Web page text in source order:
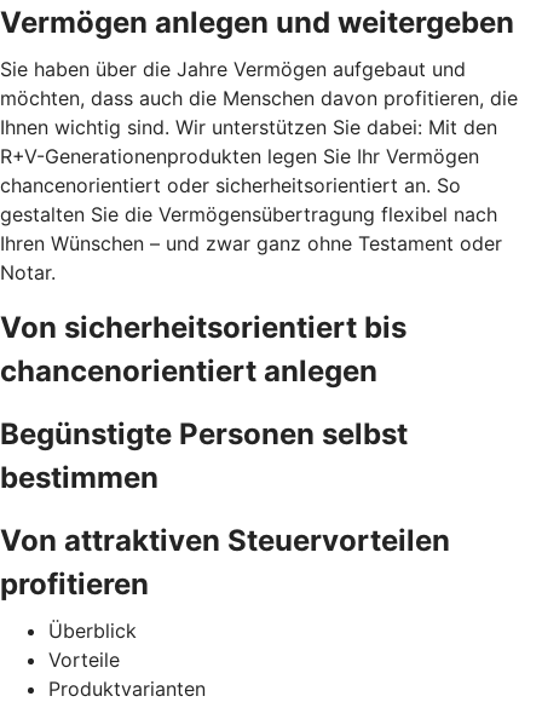
Vermögen anlegen und weitergeben
Sie haben über die Jahre Vermögen aufgebaut und
möchten, dass auch die Menschen davon profitieren, die
Ihnen wichtig sind. Wir unterstützen Sie dabei: Mit den
R+V-Generationenprodukten legen Sie Ihr Vermögen
chancenorientiert oder sicherheitsorientiert an. So
gestalten Sie die Vermögensübertragung flexibel nach
Ihren Wünschen – und zwar ganz ohne Testament oder
Notar.
Von sicherheitsorientiert bis
chancenorientiert anlegen
Begünstigte Personen selbst
bestimmen
Von attraktiven Steuervorteilen
profitieren
Überblick
Vorteile
Produktvarianten